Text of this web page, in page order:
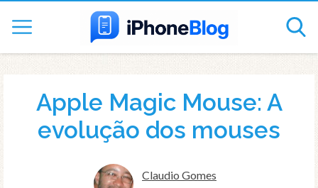
Apple Magic Mouse: A
evolução dos mouses
Claudio Gomes